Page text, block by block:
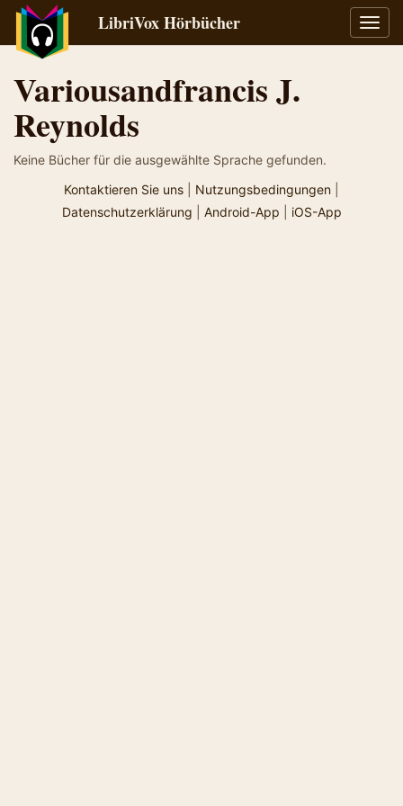
LibriVox Hörbücher
Variousandfrancis J.
Reynolds
Keine Bücher für die ausgewählte Sprache gefunden.
Kontaktieren Sie uns
Nutzungsbedingungen
Datenschutzerklärung
Android-App iOS-App